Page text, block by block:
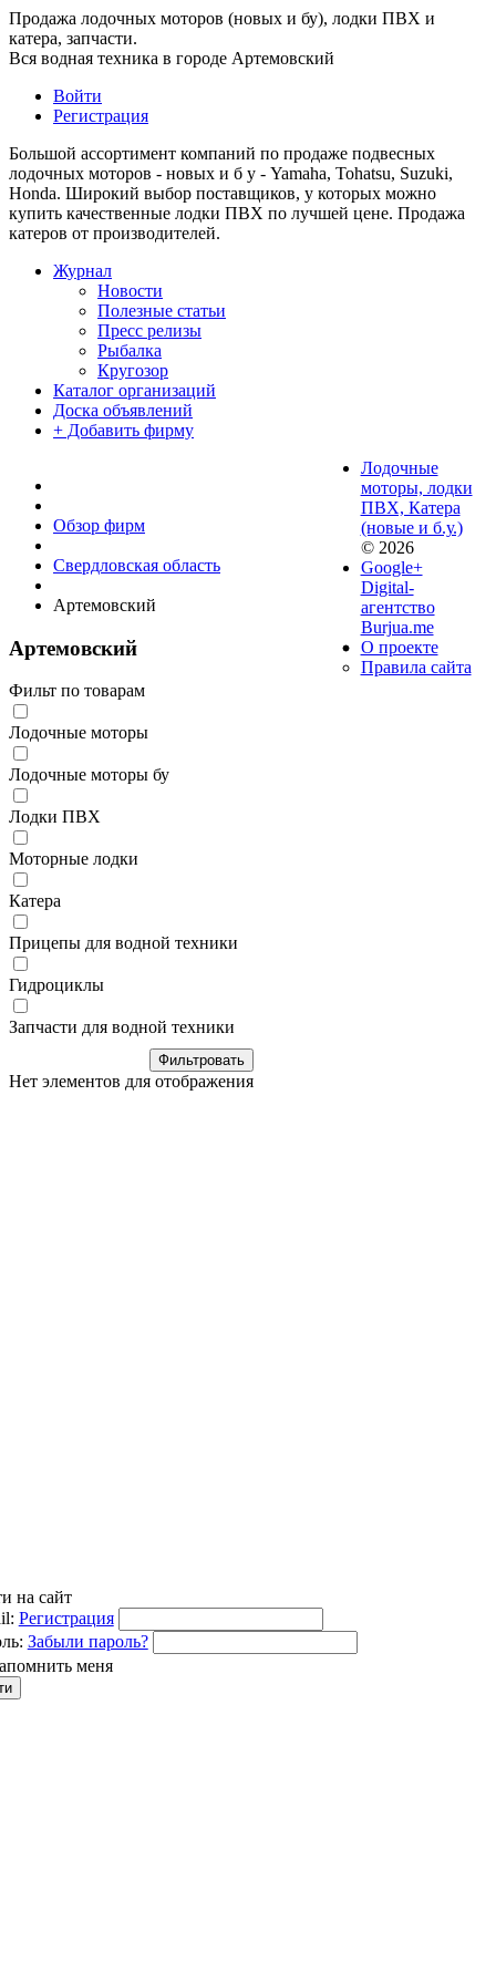
Продажа лодочных моторов (новых и бу), лодки ПВХ и
катера, запчасти.
Вся водная техника в городе Артемовский
Войти
Регистрация
Большой ассортимент компаний по продаже подвесных
лодочных моторов - новых и б у - Yamaha, Tohatsu, Suzuki,
Honda. Широкий выбор поставщиков, у которых можно
купить качественные лодки ПВХ по лучшей цене. Продажа
катеров от производителей.
Журнал
Новости
Полезные статьи
Пресс релизы
Рыбалка
Кругозор
Каталог организаций
Доска объявлений
+ Добавить фирму
Обзор фирм
Свердловская область
Артемовский
Артемовский
Фильт по товарам
Лодочные моторы
Лодочные моторы бу
Лодки ПВХ
Моторные лодки
Катера
Прицепы для водной техники
Гидроциклы
Запчасти для водной техники
Нет элементов для отображения
на сайт
Регистрация
Забыли пароль?
меня
Лодочные
моторы, лодки
ПВХ, Катера
(новые и б.у.)
© 2026
Google+
Digital-
агентство
Burjua.me
О проекте
Правила сайта